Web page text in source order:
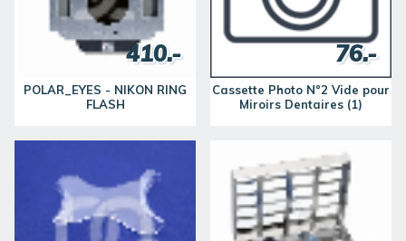
POLAR_EYES - NIKON RING
FLASH
410.-
Cassette Photo N°2 Vide pour
Miroirs Dentaires (1)
76.-